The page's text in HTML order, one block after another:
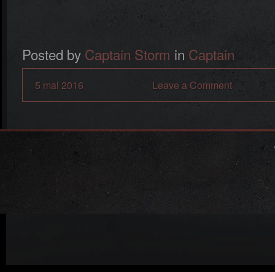
Posted by Captain Storm in Captain
5 mai 2016 Leave a Comment